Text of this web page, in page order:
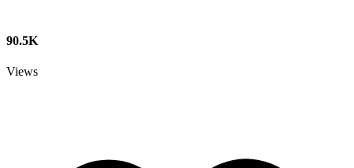
90.5K
Views